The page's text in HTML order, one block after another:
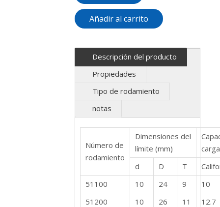
Añadir al carrito
Descripción del producto
Propiedades
Tipo de rodamiento
notas
Número de
rodamiento
Dimensiones del
límite (mm)
d
D T
51100
10 24 9
10
51200
10 26 11
12.7